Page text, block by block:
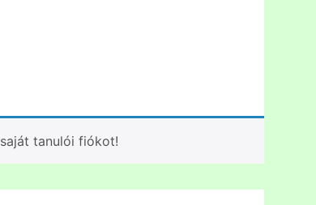
saját tanulói fiókot!